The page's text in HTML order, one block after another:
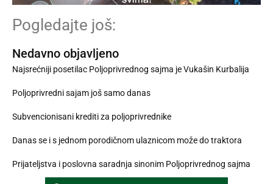
Pogledajte još:
Nedavno objavljeno
Najsrećniji posetilac Poljoprivrednog sajma je Vukašin Kurbalija
Poljoprivredni sajam još samo danas
Subvencionisani krediti za poljoprivrednike
Danas se i s jednom porodičnom ulaznicom može do traktora
Prijateljstva i poslovna saradnja sinonim Poljoprivrednog sajma